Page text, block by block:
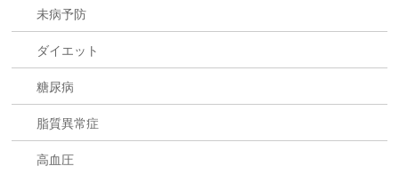
未病予防
ダイエット
糖尿病
脂質異常症
高血圧